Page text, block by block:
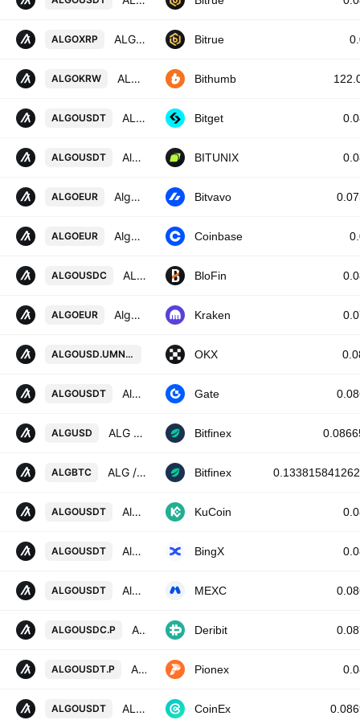
ALGOXRP ALGORAND/XRP Bitrue
ALGOKRW ALGO / South Korean Won Bithumb
ALGOUSDT ALGOUSDT SPOT Bitget
ALGOUSDT Algorand / Tether SPOT BITUNIX
ALGOEUR Algorand / Euro Bitvavo
ALGOEUR Algorand / Euro Coinbase
ALGOUSDC ALGORAND/USDC BloFin
ALGOEUR Algorand / Euro Kraken
ALGOUSD.UMN2031 ALGOUSD UM X-Perp Contract (Jul
OKX
ALGOUSDT Algorand/Tether Gate
ALGUSD ALG / Dollar Bitfinex
ALGBTC ALG / Bitcoin Bitfinex
ALGOUSDT Algorand / Tether KuCoin
ALGOUSDT Algorand/USD Tether Spot BingX
ALGOUSDT Algorand / USDT MEXC
ALGOUSDC.P ALGOUSDC Perpetual Futures Contract Deribit
ALGOUSDT.P ALGO USDT PERPETUAL Pionex
ALGOUSDT ALGORAND / TETHER CoinEx